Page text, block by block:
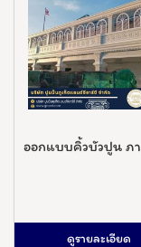
ออกแบบคิ้วบัวปูน ภ
ดูรายละเอียด